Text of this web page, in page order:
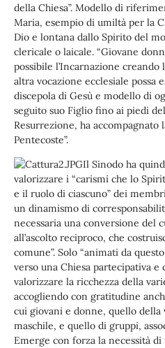
della Chiesa”. Modello di
Maria, esempio di umiltà per la
Dio e lontana dallo Spirito del
clericale o laicale. “Giovane
possibile l’Incarnazione
altra vocazione ecclesiale possa
discepola di Gesù e modello di
seguito suo Figlio fino ai piedi
Resurrezione, ha accompagnato
Pentecoste”.
Il Sinodo ha
valorizzare i “carismi che lo
e il ruolo di ciascuno” dei
un dinamismo di
necessaria una conversione del
all’ascolto reciproco, che
comune”. Solo “animati da
verso una Chiesa partecipativa e
valorizzare la ricchezza della
accogliendo con gratitudine
cui giovani e donne, quello
maschile, e quello di gruppi,
Emerge con forza la necessità di